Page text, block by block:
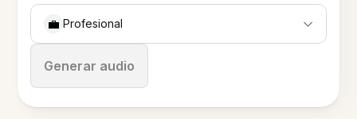
💼 Profesional
Generar audio
Detener